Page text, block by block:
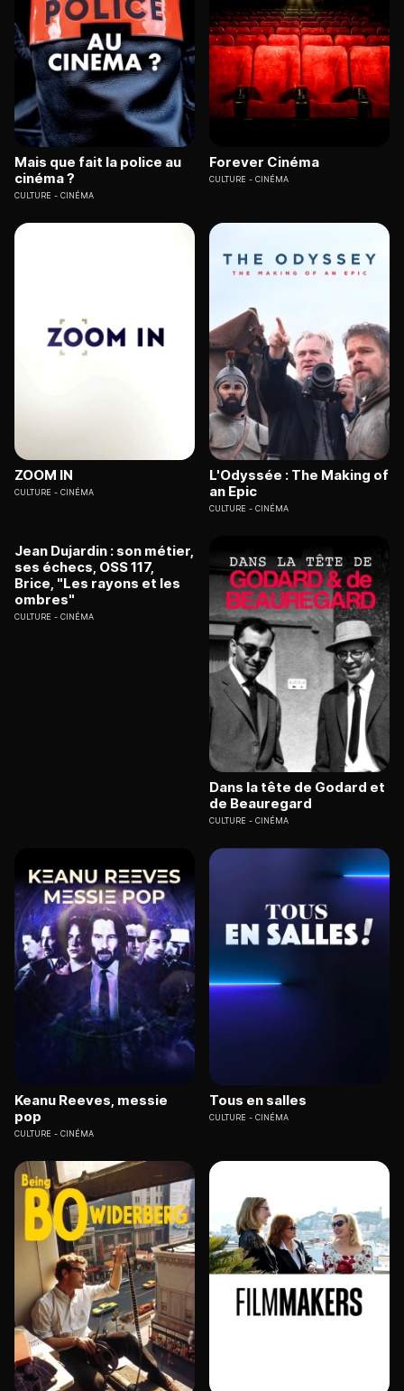
Mais que fait la police au
cinéma ?
CULTURE CINÉMA
Forever Cinéma
CULTURE CINÉMA
ZOOM IN
CULTURE CINÉMA
L'Odyssée : The Making of
an Epic
CULTURE CINÉMA
Jean Dujardin : son métier,
ses échecs, OSS 117,
Brice, "Les rayons et les
ombres"
CULTURE CINÉMA
Dans la tête de Godard et
de Beauregard
CULTURE CINÉMA
Keanu Reeves, messie
pop
CULTURE CINÉMA
Tous en salles
CULTURE CINÉMA